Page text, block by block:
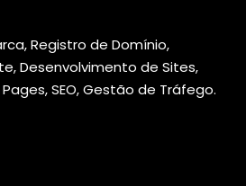
Registro de Domínio,
Desenvolvimento de Sites,
SEO, Gestão de Tráfego.